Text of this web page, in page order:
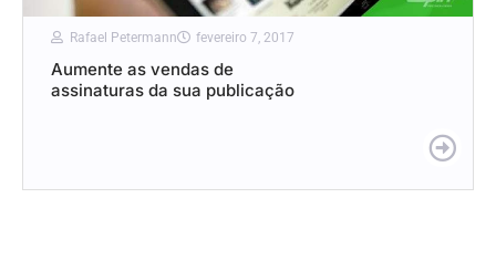
Rafael Petermann fevereiro 7, 2017
Aumente as vendas de
assinaturas da sua publicação